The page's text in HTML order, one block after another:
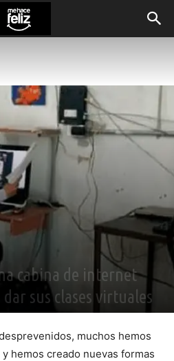
cabina de internet
sus clases virtuales
muchos hemos
hemos creado nuevas formas